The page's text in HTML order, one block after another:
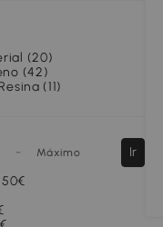
(20)
(42)
(11)
- Máximo
Ir
50€